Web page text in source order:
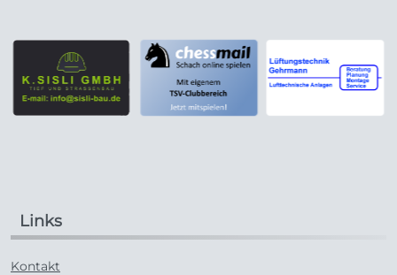
Links
Kontakt